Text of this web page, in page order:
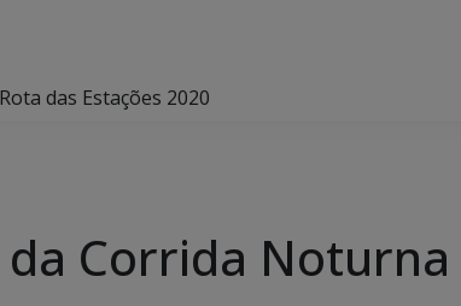
das Estações 2020
Corrida Noturna